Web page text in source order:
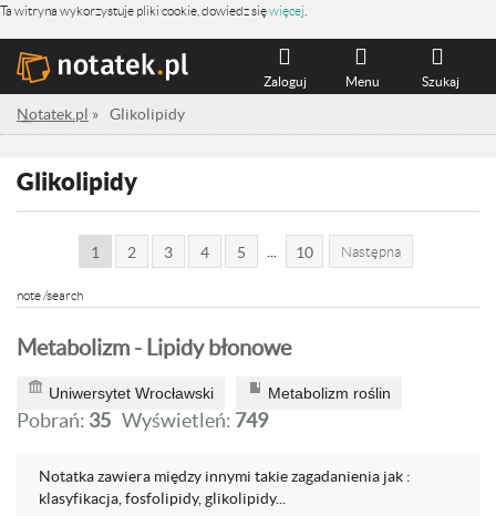
Ta witryna wykorzystuje pliki cookie, dowiedz sięwięcej
Szukaj
Menu
Zaloguj
Notatek.pl » Glikolipidy
Glikolipidy
1 2 3 4 5 10 Następna
note /search
Metabolizm - Lipidy błonowe
Uniwersytet Wrocławski Metabolizm roślin
Pobrań: 35 Wyświetleń: 749
Notatka zawiera między innymi takie zagadanienia jak :
klasyfikacja, fosfolipidy, glikolipidy...